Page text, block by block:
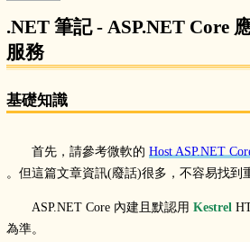
.NET 筆記 - ASP.NET Core
服務
基礎知識
首先，請參考微軟的 Host ASP.NET
。但這篇文章資訊(廢話)很多，不容易找到
ASP.NET Core 內建且默認用 Kestrel
為準。